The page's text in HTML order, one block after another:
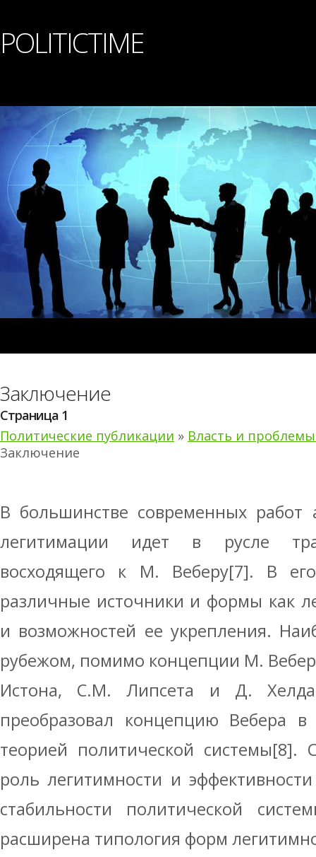
POLITICTIME
Заключение
Страница 1
Политические публикации » Власть и
Заключение
В большинстве современных работ
легитимации идет в русле
восходящего к М. Веберу[7]. В
различные источники и формы как
и возможностей ее укрепления.
рубежом, помимо концепции М.
Истона, С.М. Липсета и Д.
преобразовал концепцию Вебера в
теорией политической системы[8].
роль легитимности и
стабильности политической
расширена типология форм